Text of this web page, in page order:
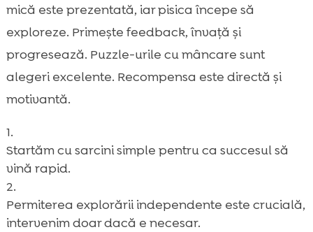
mică este prezentată, iar pisica începe să
exploreze. Primește feedback, învață și
progresează. Puzzle-urile cu mâncare sunt
alegeri excelente. Recompensa este directă și
motivantă.
Startăm cu sarcini simple pentru ca succesul să
vină rapid.
Permiterea explorării independente este crucială,
intervenim doar dacă e necesar.